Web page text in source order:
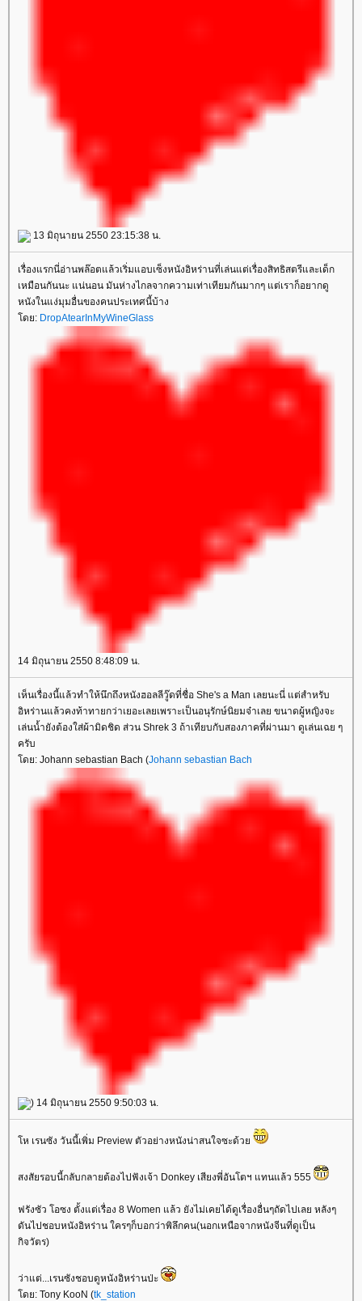
13 มิถุนายน 2550 23:15:38 น.
เรื่องแรกนี่อ่านพล๊อตแล้วเริ่มแอบเซ็งหนังอิหร่านที่เล่นแต่เรื่องสิทธิสตรีและเด็ก
เหมือนกันนะ แน่นอน มันห่างไกลจากความเท่าเทียมกันมากๆ แต่เราก็อยากดู
หนังในแง่มุมอื่นของคนประเทศนี้บ้าง
ดย: DropAtearInMyWineGlass
14 มิถุนายน 2550 8:48:09 น.
เห็นเรื่องนี้แล้วทำให้นึกถึงหนังฮอลลีวู๊ดที่ชื่อ She's a Man เลยนะนี่ แต่สำหรับ
อิหร่านแล้วคงท้าทายกว่าเยอะเลยเพราะเป็นอนุรักษ์นิยมจ๋าเลย ขนาดผู้หญิงจะ
เล่นน้ำยังต้องใส่ผ้ามิดชิด ส่วน Shrek 3 ถ้าเทียบกับสองภาคที่ผ่านมา ดูเล่นเฉย ๆ
ครับ
ดย: Johann sebastian Bach (Johann sebastian Bach
) 14 มิถุนายน 2550 9:50:03 น.
ห เรนซัง วันนี้เพิ่ม Preview ตัวอย่างหนังน่าสนใจซะด้ว
สงสัยรอบนี้กลับกลายต้องไปฟังเจ้า Donkey เสียงพี่อันโตฯ แทนแล้ว 555
ฟรังซัว โอซง ตั้งแต่เรื่อง 8 Women แล้ว ยังไม่เคยได้ดูเรื่องอื่นๆถัดไปเลย หลังๆ
ดันไปชอบหนังอิหร่าน ใครๆก็บอกว่าพิลึกคน(นอกเหนือจากหนังจีนที่ดูเป็น
กิจวัตร)
ว่าแต่...เรนซังชอบดูหนังอิหร่านป่ะ
ดย: Tony KooN (tk_station